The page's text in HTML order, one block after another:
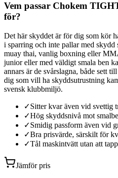
Vem passar Chokem
för?
Det här skyddet är för dig som kör
i sparring och inte pallar med
muay thai, vanlig boxning eller
junior eller med väldigt smala ben
annars är de svårslagna, både sett
dig som vill ha skyddsutrustning
svensk klubbmiljö.
✓Sitter kvar även vid svettig
✓Hög skyddsnivå mot
✓Smidig passform även vid
✓Bra prisvärde, särskilt för
✓Tål maskintvätt utan att
Jämför pris